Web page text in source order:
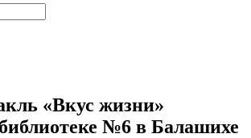
«Вкус жизни»
№6 в Балашихе